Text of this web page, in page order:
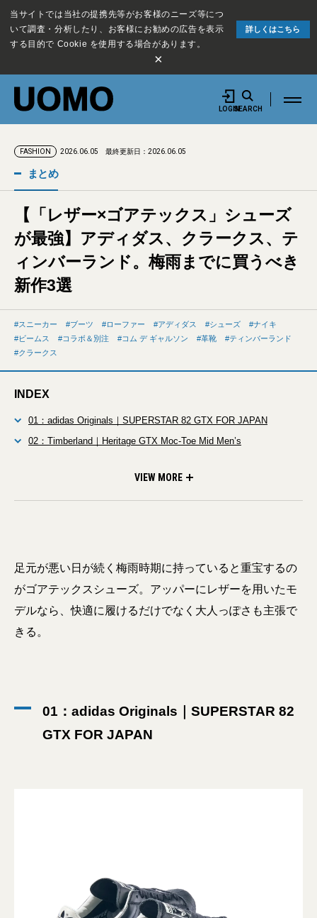
当サイトでは当社の提携先等がお客様のニーズ等につ
いて調査・分析したり、お客様にお勧めの広告を表示
する目的で Cookie を使用する場合があります。
詳しくはこちら
×
LOGINSEARCH
FASHION 2026.06.05 最終更新日：2026.06.05
まとめ
【「レザー×ゴアテックス」シューズ
が最強】アディダス、クラークス、テ
ィンバーランド。梅雨までに買うべき
新作3選
スニーカー ブーツ ローファー アディダス シューズ
ナイキ
ビームス
コラボ＆別注 コム デ ギャルソン 革靴
ティンバーランド
クラークス
INDEX
01：adidas Originals｜SUPERSTAR 82 GTX FOR JAPAN
02：Timberland｜Heritage GTX Moc-Toe Mid Men’s
VIEW MORE
足元が悪い日が続く梅雨時期に持っていると重宝するの
がゴアテックスシューズ。アッパーにレザーを用いたモ
デルなら、快適に履けるだけでなく大人っぽさも主張で
きる。
01：adidas Originals｜SUPERSTAR 82
GTX FOR JAPAN